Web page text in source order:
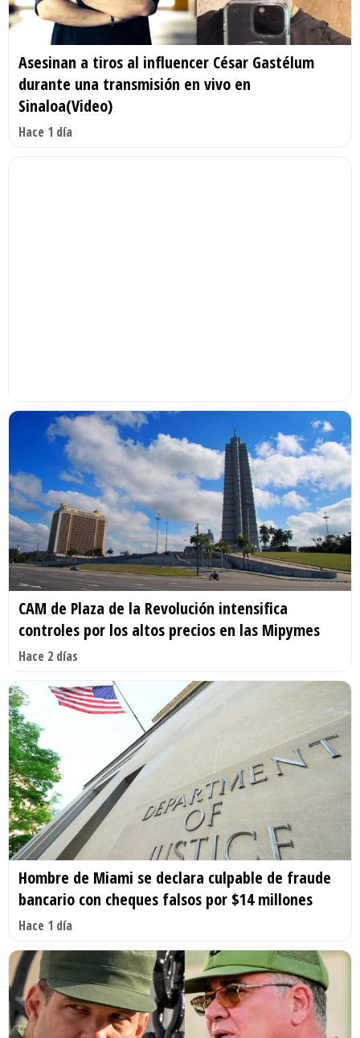
Asesinan a tiros al influencer César Gastélum
durante una transmisión en vivo en
Sinaloa(Video)
Hace 1 día
CAM de Plaza de la Revolución intensifica
controles por los altos precios en las Mipymes
Hace 2 días
Hombre de Miami se declara culpable de fraude
bancario con cheques falsos por $14 millones
Hace 1 día